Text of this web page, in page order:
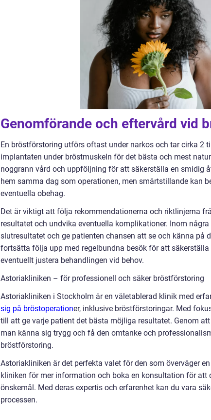
Genomförande och eftervård vid
En bröstförstoring utförs oftast under narkos och tar cirka 2
implantaten under bröstmuskeln för det bästa och mest
noggrann vård och uppföljning för att säkerställa en smidig
hem samma dag som operationen, men smärtstillande kan
eventuella obehag.
Det är viktigt att följa rekommendationerna och riktlinjerna
resultatet och undvika eventuella komplikationer. Inom
slutresultatet och ge patienten chansen att se och känna på
fortsätta följa upp med regelbundna besök för att
eventuellt justera behandlingen vid behov.
Astoriakliniken – för professionell och säker bröstförstoring
Astoriakliniken i Stockholm är en väletablerad klinik med
sig på bröstoperationer, inklusive bröstförstoringar. Med
till att ge varje patient det bästa möjliga resultatet. Genom
man känna sig trygg och få den omtanke och
bröstförstoring.
Astoriakliniken är det perfekta valet för den som överväger
kliniken för mer information och boka en konsultation för att
önskemål. Med deras expertis och erfarenhet kan du vara
processen.